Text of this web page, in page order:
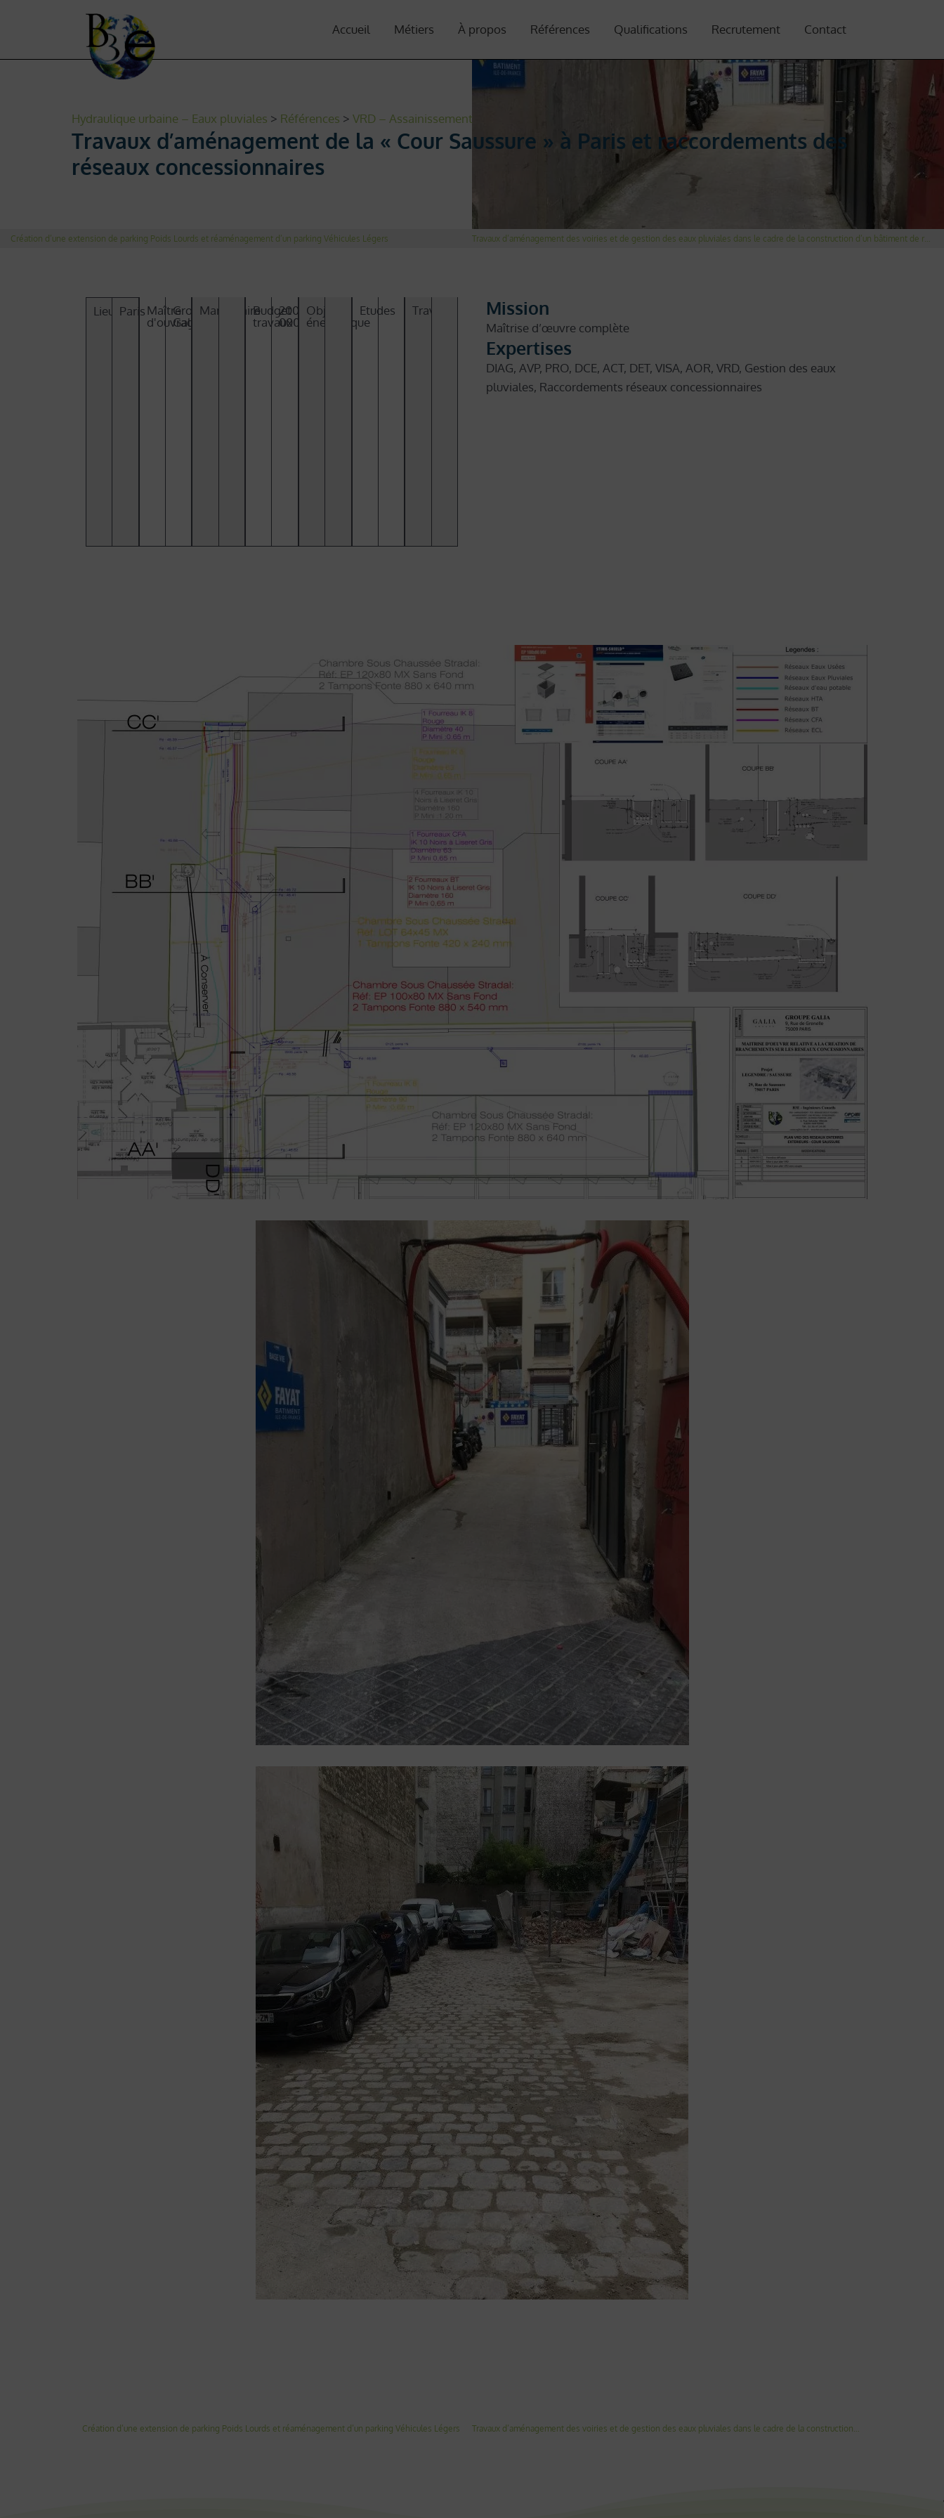
Accueil Métiers À propos Références Qualifications Recrutement Contact
Hydraulique urbaine – Eaux pluviales > Références > VRD – Assainissement
Travaux d’aménagement de la « Cour Saussure » à Paris et raccordements des
réseaux concessionnaires
Création d’une extension de parking Poids Lourds et réaménagement d’un parking Véhicules Légers Travaux d’aménagement des voiries et de gestion des eaux pluviales dans le cadre de la construction d’un bâtiment de rupture de charge au CEA Paris-Saclay
Lieu ParisMaître
d'ouvrage​
Groupe
Galia
MandataireBudget
travaux
200
000€
Objectif
énergétique
Etudes Travaux Mission
Maîtrise d’œuvre complète
Expertises
DIAG, AVP, PRO, DCE, ACT, DET, VISA, AOR, VRD, Gestion des eaux
pluviales, Raccordements réseaux concessionnaires
Création d’une extension de parking Poids Lourds et réaménagement d’un parking Véhicules Légers